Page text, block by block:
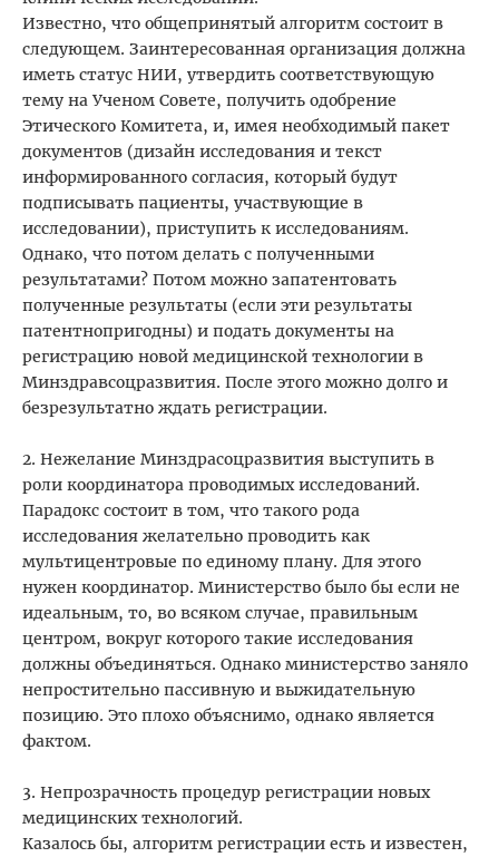
Известно, что общепринятый алгоритм состоит в
следующем. Заинтересованная организация должна
иметь статус НИИ, утвердить соответствующую
тему на Ученом Совете, получить одобрение
Этического Комитета, и, имея необходимый пакет
документов (дизайн исследования и текст
информированного согласия, который будут
подписывать пациенты, участвующие в
исследовании), приступить к исследованиям.
Однако, что потом делать с полученными
результатами? Потом можно запатентовать
полученные результаты (если эти результаты
патентнопригодны) и подать документы на
регистрацию новой медицинской технологии в
Минздравсоцразвития. После этого можно долго и
безрезультатно ждать регистрации.
2. Нежелание Минздрасоцразвития выступить в
роли координатора проводимых исследований.
Парадокс состоит в том, что такого рода
исследования желательно проводить как
мультицентровые по единому плану. Для этого
нужен координатор. Министерство было бы если не
идеальным, то, во всяком случае, правильным
центром, вокруг которого такие исследования
должны объединяться. Однако министерство заняло
непростительно пассивную и выжидательную
позицию. Это плохо объяснимо, однако является
фактом.
3. Непрозрачность процедур регистрации новых
медицинских технологий.
Казалось бы, алгоритм регистрации есть и известен,